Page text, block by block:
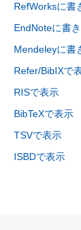
RefWorksに書
EndNoteに書
Mendeleyに書
Refer/BibIXで
RISで表示
BibTeXで表示
TSVで表示
ISBDで表示